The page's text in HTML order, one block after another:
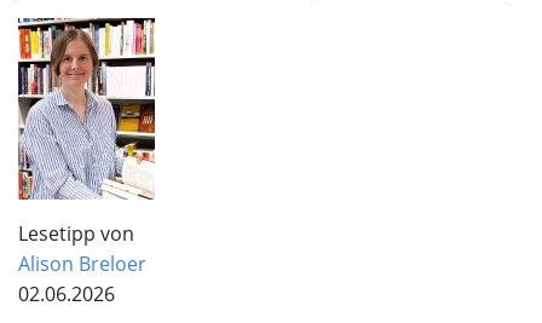
Lesetipp von
Alison Breloer
02.06.2026